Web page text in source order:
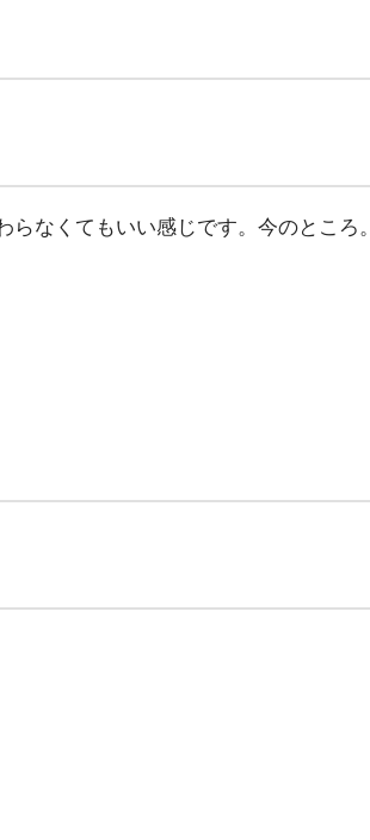
なくてもいい感じです。今のところ。